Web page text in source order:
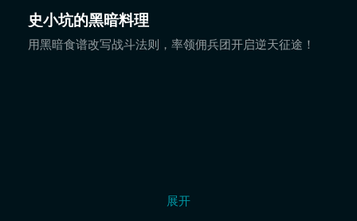
史小坑的黑暗料理
用黑暗食谱改写战斗法则，率领佣兵团开启逆天征途！
展开